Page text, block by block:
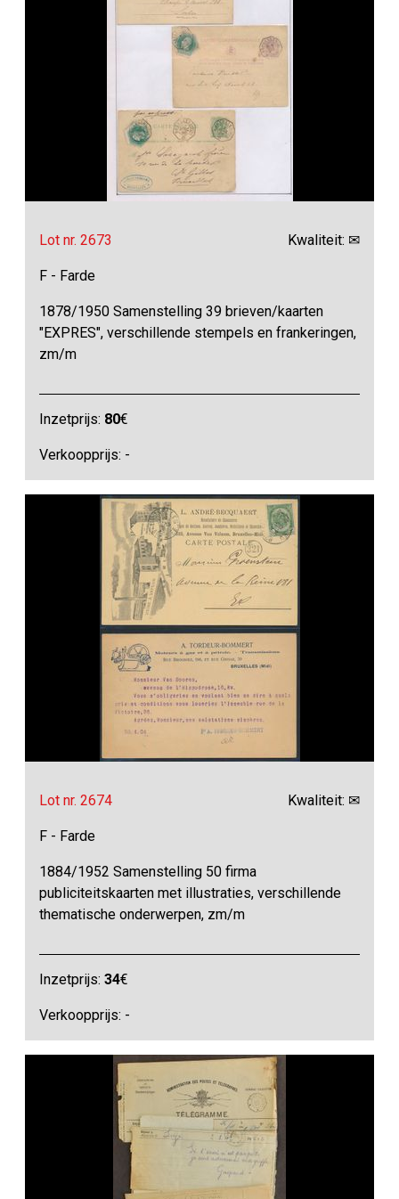
Lot nr. 2673 Kwaliteit: ✉
F - Farde
1878/1950 Samenstelling 39 brieven/kaarten
"EXPRES", verschillende stempels en frankeringen,
zm/m
Inzetprijs: 80€
Verkoopprijs: -
Lot nr. 2674 Kwaliteit: ✉
F - Farde
1884/1952 Samenstelling 50 firma
publiciteitskaarten met illustraties, verschillende
thematische onderwerpen, zm/m
Inzetprijs:34€
Verkoopprijs: -